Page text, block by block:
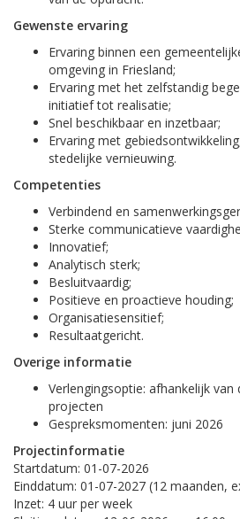
Gewenste ervaring
Ervaring binnen een
omgeving in Friesland;
Ervaring met het zelfstandig
initiatief tot realisatie;
Snel beschikbaar en inzetbaar;
Ervaring met
stedelijke vernieuwing.
Competenties
Verbindend en
Sterke communicatieve
Innovatief;
Analytisch sterk;
Besluitvaardig;
Positieve en proactieve houding;
Organisatiesensitief;
Resultaatgericht.
Overige informatie
Verlengingsoptie: afhankelijk van
projecten
Gespreksmomenten: juni 2026
Projectinformatie
Startdatum: 01-07-2026
Einddatum: 01-07-2027 (12 maanden,
Inzet: 4 uur per week